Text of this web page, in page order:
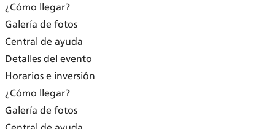
¿Cómo llegar?
Galería de fotos
Central de ayuda
Detalles del evento
Horarios e inversión
¿Cómo llegar?
Galería de fotos